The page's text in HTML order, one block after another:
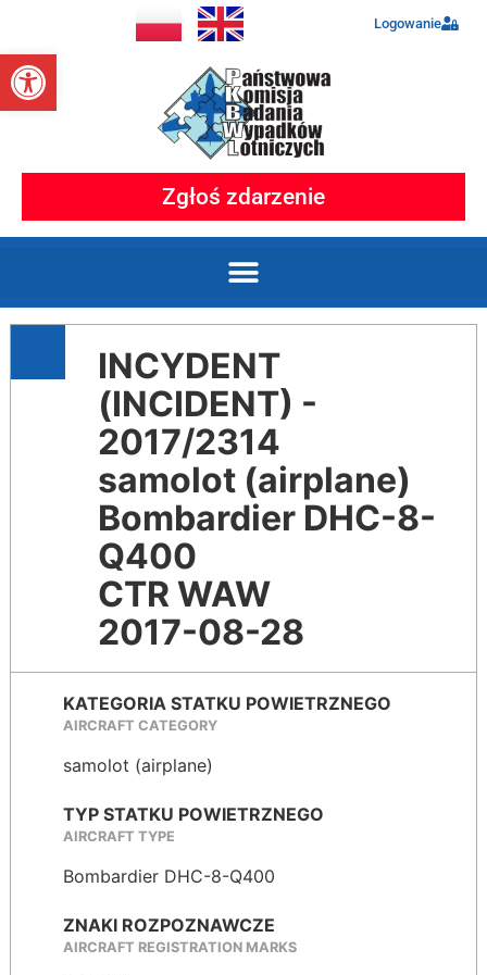
Otwórz pasek narzędzi
Logowanie
Zgłoś zdarzenie
INCYDENT
(INCIDENT) -
2017/2314
samolot (airplane)
Bombardier DHC-8-
Q400
CTR WAW
2017-08-28
KATEGORIA STATKU POWIETRZNEGO
AIRCRAFT CATEGORY
samolot (airplane)
TYP STATKU POWIETRZNEGO
AIRCRAFT TYPE
Bombardier DHC-8-Q400
ZNAKI ROZPOZNAWCZE
AIRCRAFT REGISTRATION MARKS